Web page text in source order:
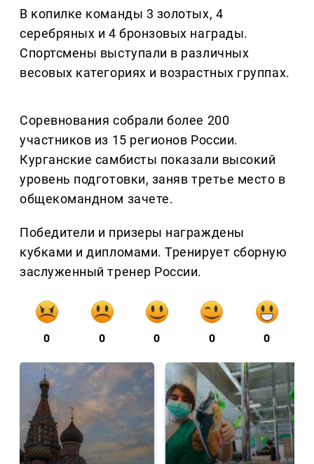
В копилке команды 3 золотых, 4
серебряных и 4 бронзовых награды.
Спортсмены выступали в различных
весовых категориях и возрастных группах.
Соревнования собрали более 200
участников из 15 регионов России.
Курганские самбисты показали высокий
уровень подготовки, заняв третье место в
общекомандном зачете.
Победители и призеры награждены
кубками и дипломами. Тренирует сборную
заслуженный тренер России.
0 0 0 0 0